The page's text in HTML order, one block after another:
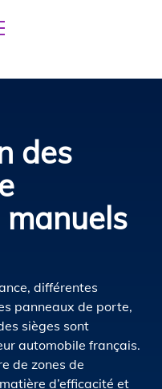
des
différentes
panneaux de porte,
sièges sont
automobile français.
de zones de
d’efficacité et